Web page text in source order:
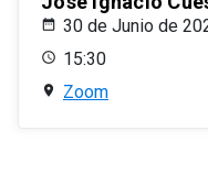
30 de Junio de
15:30
Zoom